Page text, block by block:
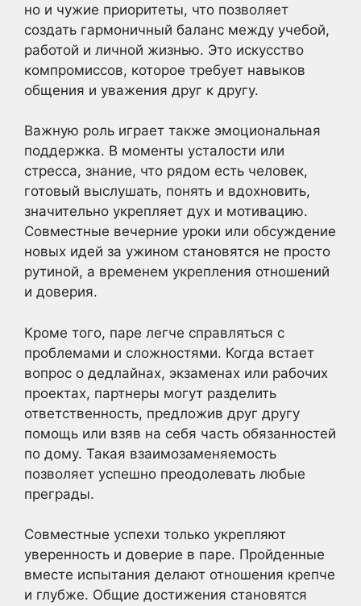
но и чужие приоритеты, что позволяет
создать гармоничный баланс между учебой,
работой и личной жизнью. Это искусство
компромиссов, которое требует навыков
общения и уважения друг к другу.
Важную роль играет также эмоциональная
поддержка. В моменты усталости или
стресса, знание, что рядом есть человек,
готовый выслушать, понять и вдохновить,
значительно укрепляет дух и мотивацию.
Совместные вечерние уроки или обсуждение
новых идей за ужином становятся не просто
рутиной, а временем укрепления отношений
и доверия.
Кроме того, паре легче справляться с
проблемами и сложностями. Когда встает
вопрос о дедлайнах, экзаменах или рабочих
проектах, партнеры могут разделить
ответственность, предложив друг другу
помощь или взяв на себя часть обязанностей
по дому. Такая взаимозаменяемость
позволяет успешно преодолевать любые
преграды.
Совместные успехи только укрепляют
уверенность и доверие в паре. Пройденные
вместе испытания делают отношения крепче
и глубже. Общие достижения становятся